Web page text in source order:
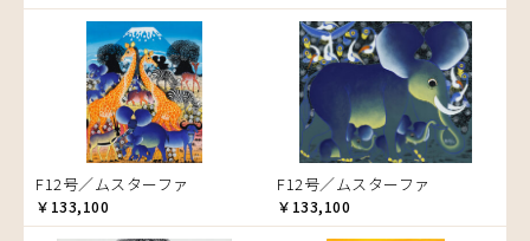
チーター
蝶
チンパンジー
動物たち
鳥
トカゲ
トンボ
日常
F12号／ムスターファ
￥133,100
F12号／ムスターファ
￥133,100